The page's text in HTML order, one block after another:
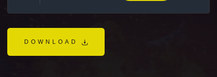
DOWNLOAD